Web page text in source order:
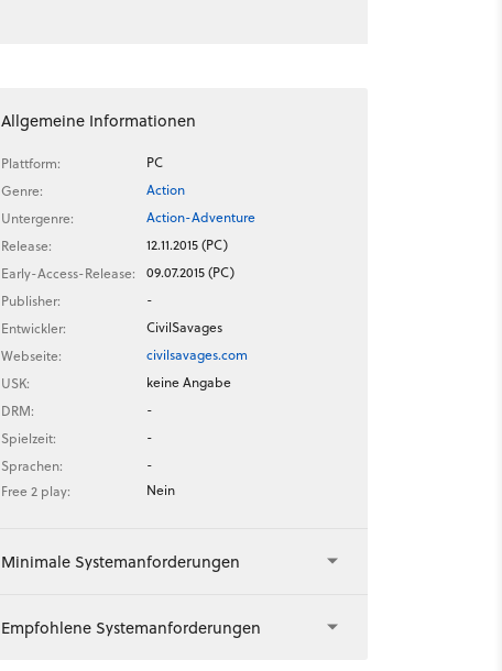
Allgemeine Informationen
Plattform:
PC
Genre:
Action
Untergenre:
Action-Adventure
Release:
12.11.2015 (PC)
Early-Access-Release:
09.07.2015 (PC)
Publisher:
-
Entwickler:
CivilSavages
Webseite:
civilsavages.com
USK:
keine Angabe
DRM:
-
Spielzeit:
-
Sprachen:
-
Free 2 play:
Nein
Minimale Systemanforderungen
Empfohlene Systemanforderungen